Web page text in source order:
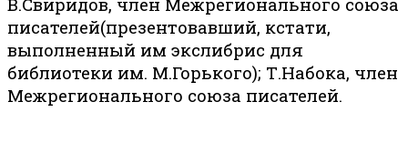
писателей(презентовавший, кстати,
выполненный им экслибрис для
библиотеки им. М.Горького); Т.Набока, член
Межрегионального союза писателей.